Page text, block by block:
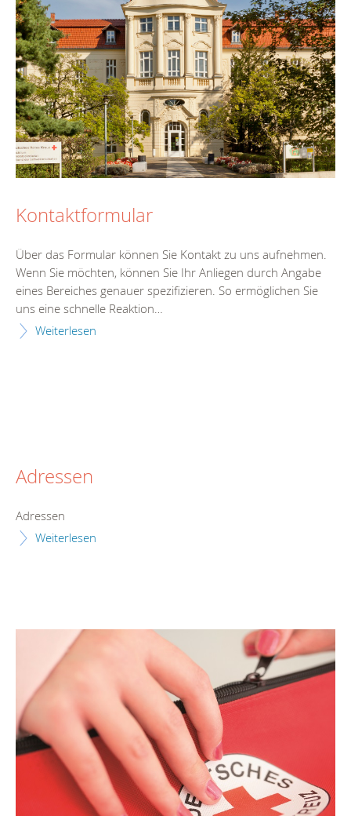
Kontaktformular
Über das Formular können Sie Kontakt zu uns aufnehmen.
Wenn Sie möchten, können Sie Ihr Anliegen durch Angabe
eines Bereiches genauer spezifizieren. So ermöglichen Sie
uns eine schnelle Reaktion…
Weiterlesen
Adressen
Adressen
Weiterlesen